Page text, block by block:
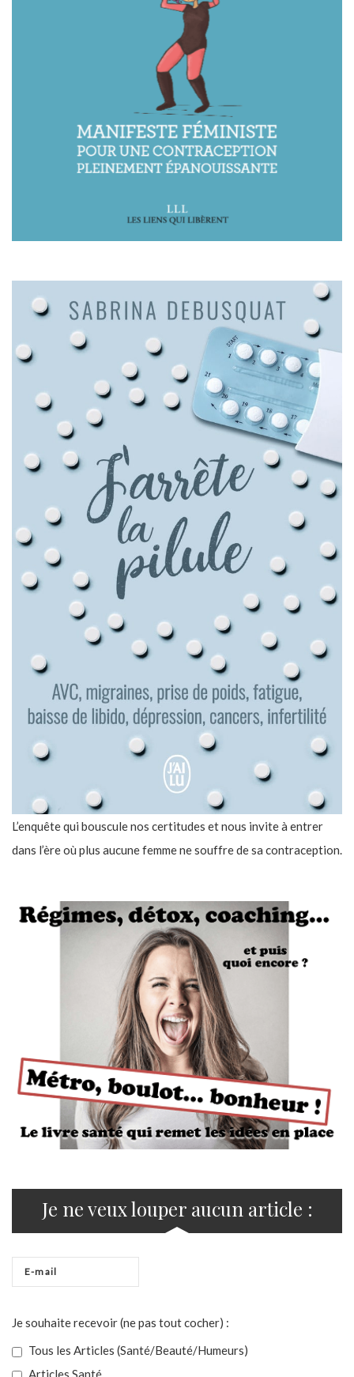
L’enquête qui bouscule nos certitudes et nous invite à entrer
dans l’ère où plus aucune femme ne souffre de sa contraception.
Je ne veux louper aucun article :
Je souhaite recevoir (ne pas tout cocher) :
Tous les Articles (Santé/Beauté/Humeurs)
Articles Santé